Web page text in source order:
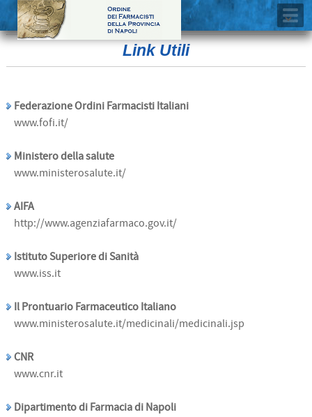
Link Utili
Federazione Ordini Farmacisti Italiani
www.fofi.it/
Ministero della salute
www.ministerosalute.it/
AIFA
http://www.agenziafarmaco.gov.it/
Istituto Superiore di Sanità
www.iss.it
Il Prontuario Farmaceutico Italiano
www.ministerosalute.it/medicinali/medicinali.jsp
CNR
www.cnr.it
Dipartimento di Farmacia di Napoli